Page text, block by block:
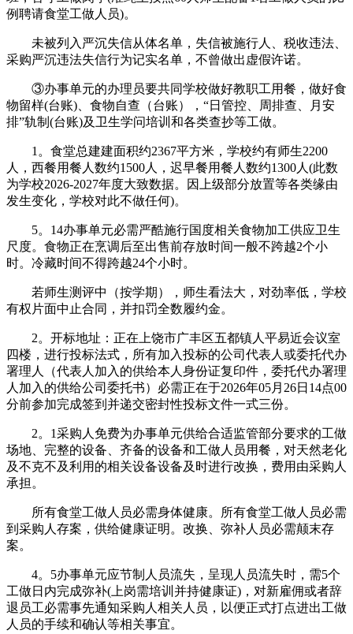
例聘请食堂工做人员)。
未被列入严沉失信从体名单，失信被施行人、税收违法、
采购严沉违法失信行为记实名单，不曾做出虚假许诺。
③办事单元的办理员要共同学校做好教职工用餐，做好食
物留样(台账)、食物自查（台账），“日管控、周排查、月安
排”轨制(台账)及卫生学问培训和各类查抄等工做。
1。食堂总建建面积约2367平方米，学校约有师生2200
人，西餐用餐人数约1500人，迟早餐用餐人数约1300人(此数
为学校2026-2027年度大致数据。因上级部分放置等各类缘由
发生变化，学校对此不做任何)。
5。14办事单元必需严酷施行国度相关食物加工供应卫生
尺度。食物正在烹调后至出售前存放时间一般不跨越2个小
时。冷藏时间不得跨越24个小时。
若师生测评中（按学期），师生看法大，对劲率低，学校
有权片面中止合同，并扣罚全数履约金。
2。开标地址：正在上饶市广丰区五都镇人平易近会议室
四楼，进行投标法式，所有加入投标的公司代表人或委托代办
署理人（代表人加入的供给本人身份证复印件，委托代办署理
人加入的供给公司委托书）必需正在于2026年05月26日14点00
分前参加完成签到并递交密封性投标文件一式三份。
2。1采购人免费为办事单元供给合适监管部分要求的工做
场地、完整的设备、齐备的设备和工做人员用餐，对天然老化
及不克不及利用的相关设备设备及时进行改换，费用由采购人
承担。
所有食堂工做人员必需身体健康。所有食堂工做人员必需
到采购人存案，供给健康证明。改换、弥补人员必需颠末存
案。
4。5办事单元应节制人员流失，呈现人员流失时，需5个
工做日内完成弥补(上岗需培训并持健康证)，对新雇佣或者辞
退员工必需事先通知采购人相关人员，以便正式打点进出工做
人员的手续和确认等相关事宜。